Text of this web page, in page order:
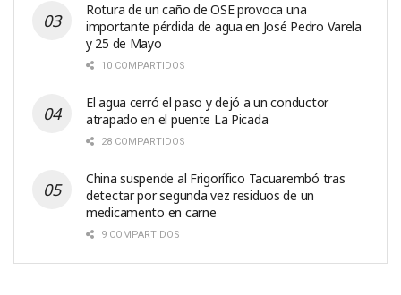
Rotura de un caño de OSE provoca una
importante pérdida de agua en José Pedro Varela
y 25 de Mayo
10 COMPARTIDOS
El agua cerró el paso y dejó a un conductor
atrapado en el puente La Picada
28 COMPARTIDOS
China suspende al Frigorífico Tacuarembó tras
detectar por segunda vez residuos de un
medicamento en carne
9 COMPARTIDOS